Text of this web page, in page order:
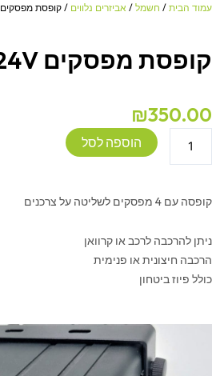
עמוד הבית / חשמל / אביזרים נלווים / קופסת מפסקים 12/24V
קופסת מפסקים 12/24V
₪350.00
הוספה לסל
קופסה עם 4 מפסקים לשליטה על צרכנים
ניתן להרכבה לרכב או קרוואן
הרכבה חיצונית או פנימית
כולל פיוז ביטחון